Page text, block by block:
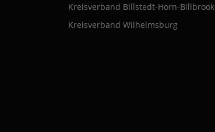
Kreisverband Billstedt-Horn-Billbrook
Kreisverband Wilhelmsburg